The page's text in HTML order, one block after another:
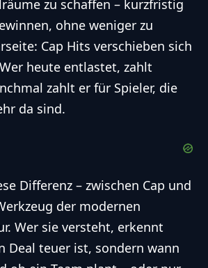
zu schaffen – kurzfristig
ohne weniger zu
Cap Hits verschieben sich
heute entlastet, zahlt
zahlt er für Spieler, die
da sind.
Differenz – zwischen Cap und
der modernen
Wer sie versteht, erkennt
Deal teuer ist, sondern wann